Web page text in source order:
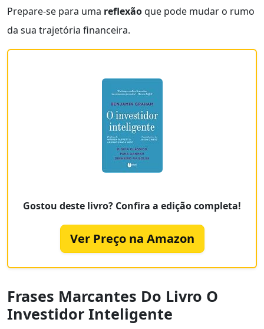
Prepare-se para uma reflexãoque pode mudar o rumo
da sua trajetória financeira.
Gostou deste livro? Confira a edição completa!
Ver Preço na Amazon
Frases Marcantes Do Livro O
Investidor Inteligente